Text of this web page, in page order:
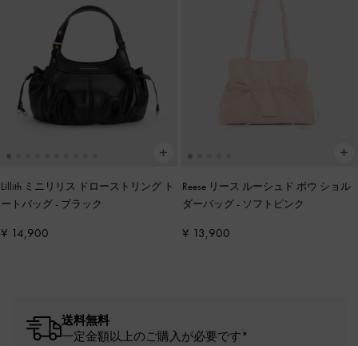
Lillith ミニリリス ドローストリング ト
ートバッグ- ブラック
¥ 14,900
Reese リース ルーシュド ボウ ショル
ダーバッグ- ソフトピンク
¥ 13,900
送料無料
一定金額以上のご購入が必要です*